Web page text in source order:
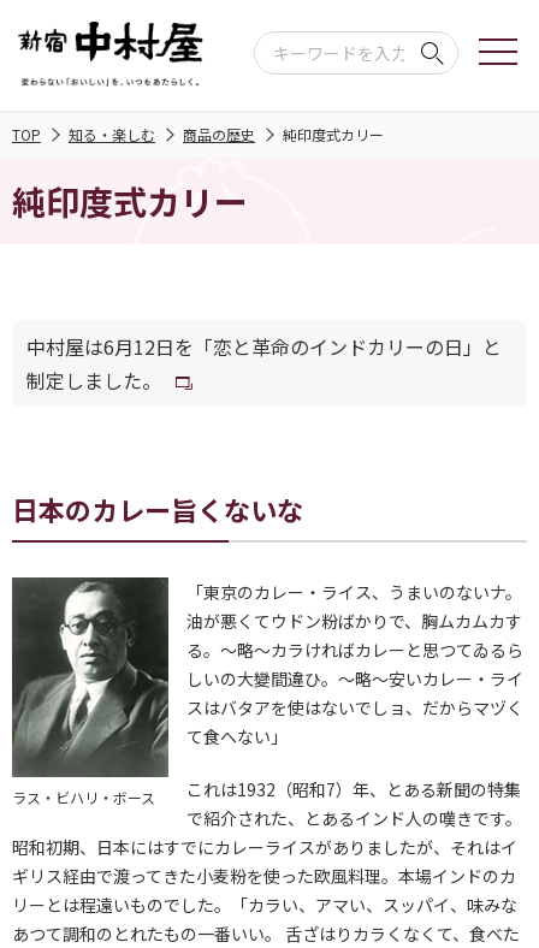
TOP 知る・楽しむ 商品の歴史 純印度式カリー
純印度式カリー
中村屋は6月12日を「恋と革命のインドカリーの日」と
制定しました。
日本のカレー旨くないな
ラス・ビハリ・ボース
「東京のカレー・ライス、うまいのないナ。
油が悪くてウドン粉ばかりで、胸ムカムカす
る。～略～カラければカレーと思つてゐるら
しいの大變間違ひ。～略～安いカレー・ライ
スはバタアを使はないでしョ、だからマヅく
て食へない」
これは1932（昭和7）年、とある新聞の特集
で紹介された、とあるインド人の嘆きです。
昭和初期、日本にはすでにカレーライスがありましたが、それはイ
ギリス経由で渡ってきた小麦粉を使った欧風料理。本場インドのカ
リーとは程遠いものでした。「カラい、アマい、スッパイ、味みな
あつて調和のとれたもの一番いい。 舌ざはりカラくなくて、食べた